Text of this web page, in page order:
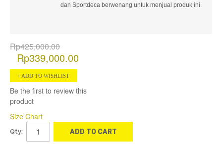
dan Sportdeca berwenang untuk menjual produk ini.
Rp425,000.00
Rp339,000.00
ADD TO WISHLIST
Be the first to review this
product
Size Chart
Qty: ADD TO CART